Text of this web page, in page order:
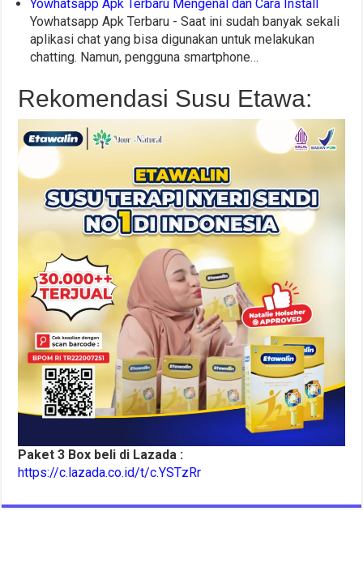
Yowhatsapp Apk Terbaru Mengenal dan Cara Install
Yowhatsapp Apk Terbaru - Saat ini sudah banyak sekali
aplikasi chat yang bisa digunakan untuk melakukan
chatting. Namun, pengguna smartphone…
Rekomendasi Susu Etawa:
Paket 3 Box beli di Lazada :
https://c.lazada.co.id/t/c.YSTzRr